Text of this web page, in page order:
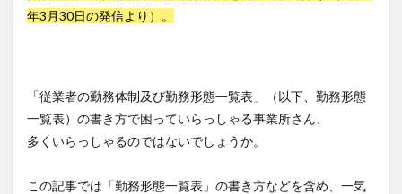
年3月30日の発信より）。
「従業者の勤務体制及び勤務形態一覧表」（以下、勤務形態
一覧表）の書き方で困っていらっしゃる事業所さん、
多くいらっしゃるのではないでしょうか。
この記事では「勤務形態一覧表」の書き方などを含め、一気
組織マネジメント
日常
注文をまちがえる料理店
洗濯物
消毒液
涼しい
清潔感
濱崎明子
理念・ビジョンの浸透
第36回 介護福祉国家試験